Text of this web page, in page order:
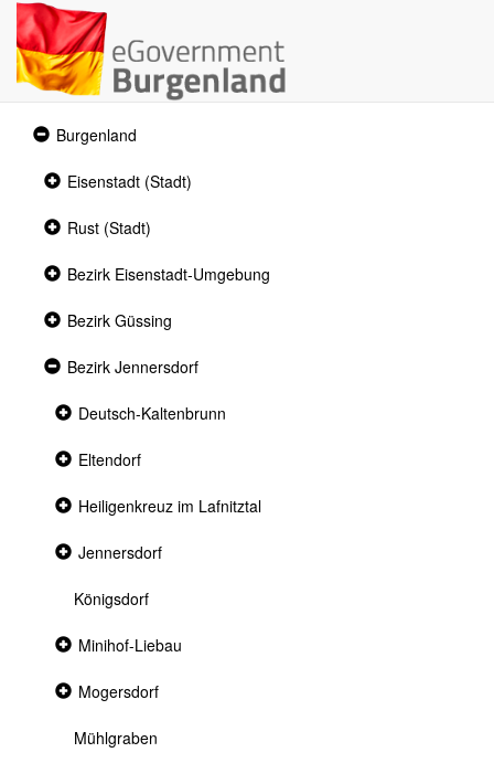
Expanded
section
Burgenland
Collapsed
Eisenstadt (Stadt)
Collapsed
section
Rust (Stadt)
Collapsed
Bezirk Eisenstadt-Umgebung
Collapsed
Bezirk Güssing
Expanded
Bezirk Jennersdorf
Collapsed
Deutsch-Kaltenbrunn
Collapsed
Eltendorf
Collapsed
section
Heiligenkreuz im Lafnitztal
Collapsed
Jennersdorf
Königsdorf
Collapsed
Minihof-Liebau
Collapsed
section
Mogersdorf
Mühlgraben